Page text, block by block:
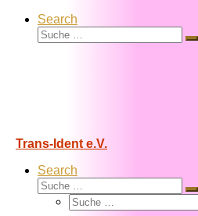
Search
Suche
Trans-Ident e.V.
Search
Suche
Suche